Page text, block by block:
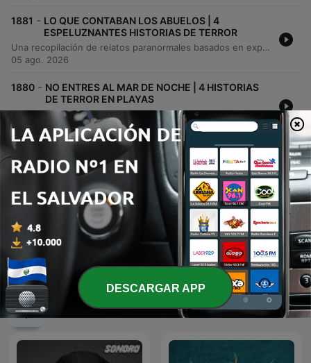
1881 - LO QUE CONTABAN LOS ABUELOS | 4
ESPELUZNANTES HISTORIAS DE TERROR
Una recopilación de relatos paranormales basados en experiencias familiares reales. El episodio presenta cuatro historias distintas que exploran fenómenos sobrenaturales en México, desde el paso de la Llorona en un rancho de Puebla y un encuentro con un puesto de tacos maldito en la Ciudad de México, hasta la aparición de una bruja en Colima y la revelación de un padrastro nahual en Chiapas. Los relatos detallan encuentros con entidades espectrales, transformaciones animales y sucesos inexplicables que han marcado a las familias narradoras.
05 ago. 2026
1880 - NO ENTRES AL MAR DE NOCHE | 4 HISTORIAS
DE TERROR EN PLAYAS
Este episodio presenta una serie de relatos de terror basados en hechos reales. La primera parte explora encuentros con criaturas marinas, presencias bajo el agua y visiones paranormales en el mar. Posteriormente, la narrativa se traslada a Cancún en el año 2001, donde un encuentro con un niño construyendo un castillo de arena revela una naturaleza sobrenatural y aterradora.
05 ago. 2026
MI TIA LA BRUJA │ 4 ATERRADORAS HISTORIAS
DE BRUJAS - Historias de Terror y Relatos
Este episodio explora tres relatos de terror centrados en la presencia de brujas y entidades sobrenaturales. A través de historias que van desde la mirada malévola de una anciana hasta el acecho de un bulto negro en las pesadillas, se narra la lucha por la protección espiritual mediante rituales y encuentros con figuras como la bruja Teresa. La narrativa culmina con la identificación de la entidad conocida como la bruja Mariana y los rituales de defensa realizados para detener el asedio. Sin embargo, tras lograr la desaparición de las presencias, un desenlace trágico marca el final de estos encuentros sobrenaturales.
04 ago. 2026
Mostrar más episodios
Más podcasts de Ficción
Ver todo
DESCARGAR APP